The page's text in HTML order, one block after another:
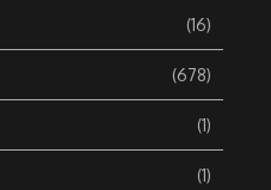
(16)
(678)
(1)
(1)